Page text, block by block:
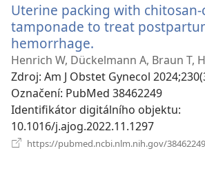
Uterine packing with chitosan-
tamponade to treat
hemorrhage.
nové
okno)
Henrich W, Dückelmann A, Braun T,
Zdroj‎: Am J Obstet Gynecol
Označení‎: PubMed 38462249
Identifikátor digitálního objektu‎:
10.1016/j.ajog.2022.11.1297
https://pubmed.ncbi.nlm.nih.gov/